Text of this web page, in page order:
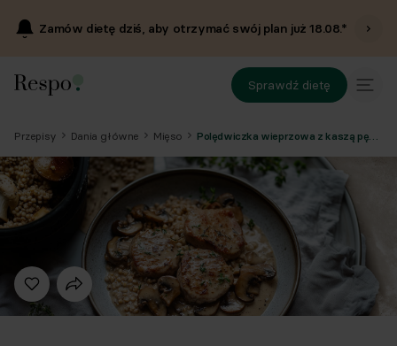
Zamów dietę dziś, aby otrzymać swój plan już18.08.*
Sprawdź dietę
Przepisy Dania główne Mięso